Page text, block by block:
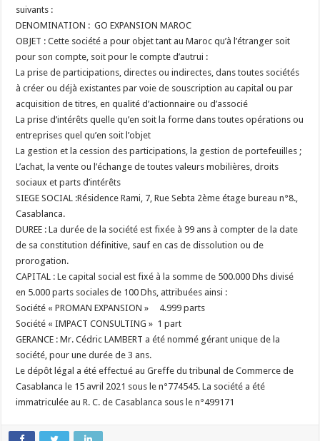
suivants :
DENOMINATION : GO EXPANSION MAROC
OBJET : Cette société a pour objet tant au Maroc qu’à l’étranger soit
pour son compte, soit pour le compte d’autrui :
La prise de participations, directes ou indirectes, dans toutes sociétés
à créer ou déjà existantes par voie de souscription au capital ou par
acquisition de titres, en qualité d’actionnaire ou d’associé
La prise d’intérêts quelle qu’en soit la forme dans toutes opérations ou
entreprises quel qu’en soit l’objet
La gestion et la cession des participations, la gestion de portefeuilles ;
L’achat, la vente ou l’échange de toutes valeurs mobilières, droits
sociaux et parts d’intérêts
SIEGE SOCIAL :Résidence Rami, 7, Rue Sebta 2ème étage bureau n°8.,
Casablanca.
DUREE : La durée de la société est fixée à 99 ans à compter de la date
de sa constitution définitive, sauf en cas de dissolution ou de
prorogation.
CAPITAL : Le capital social est fixé à la somme de 500.000 Dhs divisé
en 5.000 parts sociales de 100 Dhs, attribuées ainsi :
Société « PROMAN EXPANSION » 4.999 parts
Société « IMPACT CONSULTING » 1 part
GERANCE : Mr. Cédric LAMBERT a été nommé gérant unique de la
société, pour une durée de 3 ans.
Le dépôt légal a été effectué au Greffe du tribunal de Commerce de
Casablanca le 15 avril 2021 sous le n°774545. La société a été
immatriculée au R. C. de Casablanca sous le n°499171